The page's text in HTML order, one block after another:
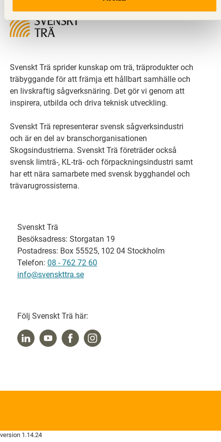
Svenskt Trä sprider kunskap om trä, träprodukter och
träbyggande för att främja ett hållbart samhälle och
en livskraftig sågverksnäring. Det gör vi genom att
inspirera, utbilda och driva teknisk utveckling.
Svenskt Trä representerar svensk sågverksindustri
och är en del av branschorganisationen
Skogsindustrierna. Svenskt Trä företräder också
svensk limträ-, KL-trä- och förpackningsindustri samt
har ett nära samarbete med svensk bygghandel och
trävarugrossisterna.
Svenskt Trä
Besöksadress: Storgatan 19
Postadress: Box 55525, 102 04 Stockholm
Telefon: 08 - 762 72 60
info@svenskttra.se
Följ Svenskt Trä här:
version 1.14.24